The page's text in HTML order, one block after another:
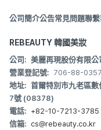
公司簡介公告常見問題聯繫
REBEAUTY 韓國美妝
公司: 美麗再現股份有限公
營業登記號: 706-88-
地址: 首爾特別市九老區
7號 (08378)
電話: +82-10-7213-3785
信箱: cs@rebeauty.co.kr